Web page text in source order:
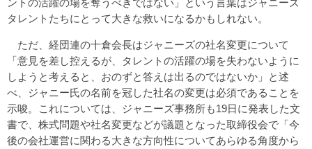
タレントたちにとって大きな救いになるかもしれない。
ただ、経団連の十倉会長はジャニーズの社名変更について
「意見を差し控えるが、タレントの活躍の場を失わないように
しようと考えると、おのずと答えは出るのではないか」と述
べ、ジャニー氏の名前を冠した社名の変更は必須であることを
示唆。これについては、ジャニーズ事務所も19日に発表した文
書で、株式問題や社名変更などが議題となった取締役会で「今
後の会社運営に関わる大きな方向性についてあらゆる角度から